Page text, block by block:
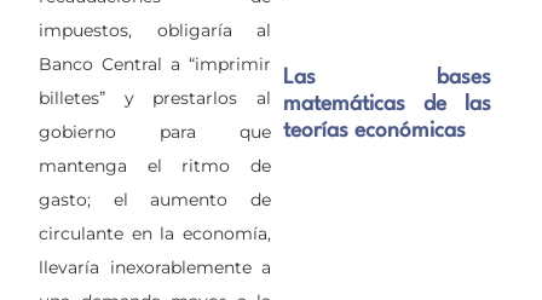
impuestos, obligaría al
Banco Central a “imprimir
billetes” y prestarlos al
gobierno para que
mantenga el ritmo de
gasto; el aumento de
circulante en la economía,
llevaría inexorablemente a
Las bases
matemáticas de las
teorías económicas